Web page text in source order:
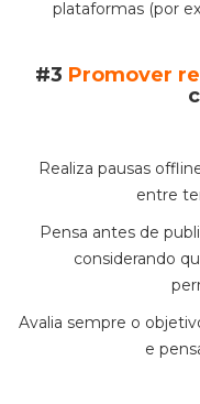
plataformas (por
#3 Promover
Realiza pausas
entre
Pensa antes de
considerando
Avalia sempre o
e